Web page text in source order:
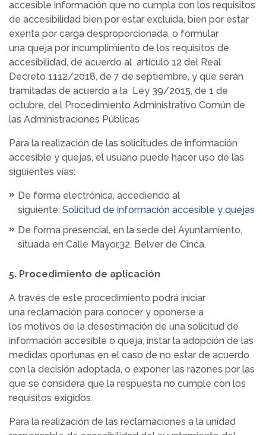
accesible información que no cumpla con los requisitos
de accesibilidad bien por estar excluida, bien por estar
exenta por carga desproporcionada, o formular
una queja por incumplimiento de los requisitos de
accesibilidad, de acuerdo al artículo 12 del Real
Decreto 1112/2018, de 7 de septiembre, y que serán
tramitadas de acuerdo a la Ley 39/2015, de 1 de
octubre, del Procedimiento Administrativo Común de
las Administraciones Públicas
Para la realización de las solicitudes de información
accesible y quejas, el usuario puede hacer uso de las
siguientes vías:
De forma electrónica, accediendo al
siguiente: Solicitud de información accesible y quejas
De forma presencial, en la sede del Ayuntamiento,
situada en Calle Mayor,32. Belver de Cinca.
5. Procedimiento de aplicación
A través de este procedimiento podrá iniciar
una reclamación para conocer y oponerse a
los motivos de la desestimación de una solicitud de
información accesible o queja, instar la adopción de las
medidas oportunas en el caso de no estar de acuerdo
con la decisión adoptada, o exponer las razones por las
que se considera que la respuesta no cumple con los
requisitos exigidos.
Para la realización de las reclamaciones a la unidad